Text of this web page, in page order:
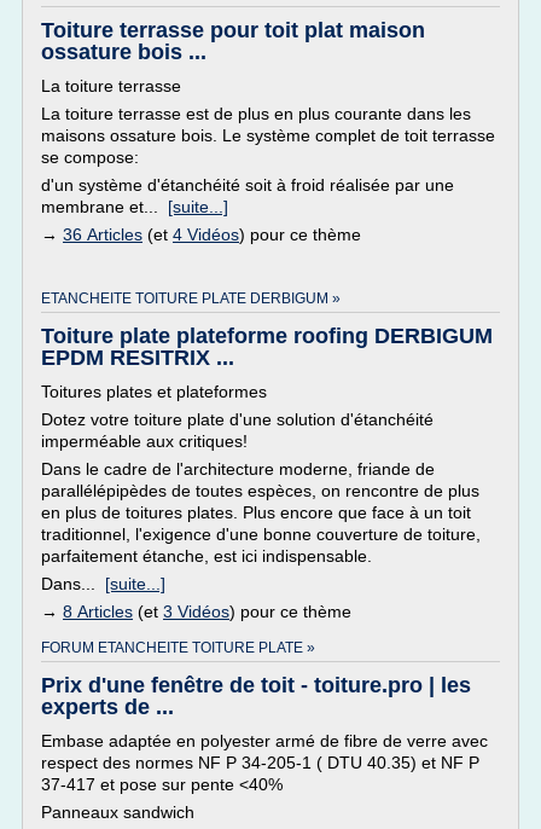
Toiture terrasse pour toit plat maison
ossature bois ...
La toiture terrasse
La toiture terrasse est de plus en plus courante dans les
maisons ossature bois. Le système complet de toit terrasse
se compose:
d'un système d'étanchéité soit à froid réalisée par une
membrane et... [suite...]
→ 36 Articles (et 4 Vidéos) pour ce thème
ETANCHEITE TOITURE PLATE DERBIGUM »
Toiture plate plateforme roofing DERBIGUM
EPDM RESITRIX ...
Toitures plates et plateformes
Dotez votre toiture plate d'une solution d'étanchéité
imperméable aux critiques!
Dans le cadre de l'architecture moderne, friande de
parallélépipèdes de toutes espèces, on rencontre de plus
en plus de toitures plates. Plus encore que face à un toit
traditionnel, l'exigence d'une bonne couverture de toiture,
parfaitement étanche, est ici indispensable.
Dans... [suite...]
→ 8 Articles (et 3 Vidéos) pour ce thème
FORUM ETANCHEITE TOITURE PLATE »
Prix d'une fenêtre de toit - toiture.pro | les
experts de ...
Embase adaptée en polyester armé de fibre de verre avec
respect des normes NF P 34-205-1 ( DTU 40.35) et NF P
37-417 et pose sur pente <40%
Panneaux sandwich